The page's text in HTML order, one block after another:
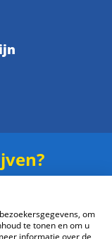
om
te tonen en om u
informatie over de